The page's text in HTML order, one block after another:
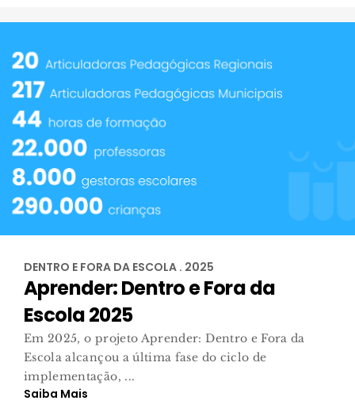
DENTRO E FORA DA ESCOLA . 2025
Aprender: Dentro e Fora da
Escola 2025
Em 2025, o projeto Aprender: Dentro e Fora da
Escola alcançou a última fase do ciclo de
implementação, ...
Saiba Mais